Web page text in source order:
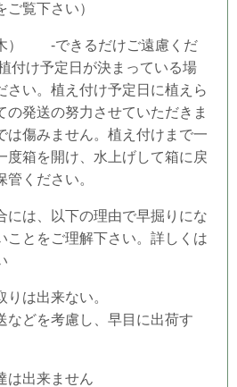
ご覧下さい）
） -できるだけご遠慮くだ
付け予定日 が決まっている場
さい。植え付け予定日 に植えら
の発送の努力させていただきま
は傷みません。植え付けまで一
度箱を開け、水上げして箱に戻
管ください。
は、以下の理由で早掘りにな
ことをご理解下さい。詳しくは
りは出来ない。
などを考慮し、早目に出荷す
は出来ません